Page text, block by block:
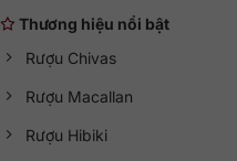
Thương hiệu nổi bật
Rượu Chivas
Rượu Macallan
Rượu Hibiki